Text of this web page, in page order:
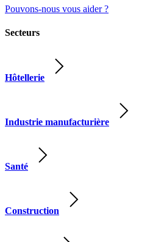
Pouvons-nous vous aider ?
Secteurs
Hôtellerie
Industrie manufacturière
Santé
Construction